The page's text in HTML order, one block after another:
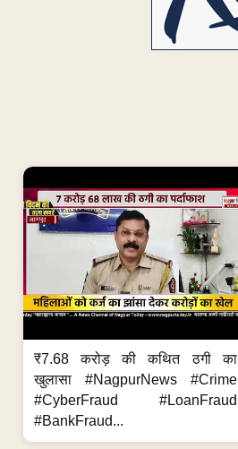
₹7.68 करोड़ की कथित ठगी का
खुलासा #NagpurNews #Crime
#CyberFraud #LoanFraud
#BankFraud...